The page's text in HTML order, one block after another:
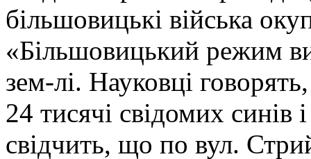
більшовицькі війська
«Більшовицький режим
зем-лі. Науковці
24 тисячі свідомих синів
свідчить, що по вул.